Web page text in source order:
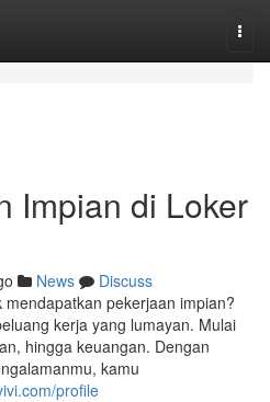
Impian di Loker
News
Discuss
pekerjaan impian?
kerja yang lumayan. Mulai
hingga keuangan. Dengan
kamu
profile